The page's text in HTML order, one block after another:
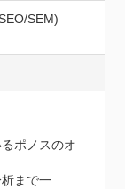
SEM)
ポノスのオ
まで一